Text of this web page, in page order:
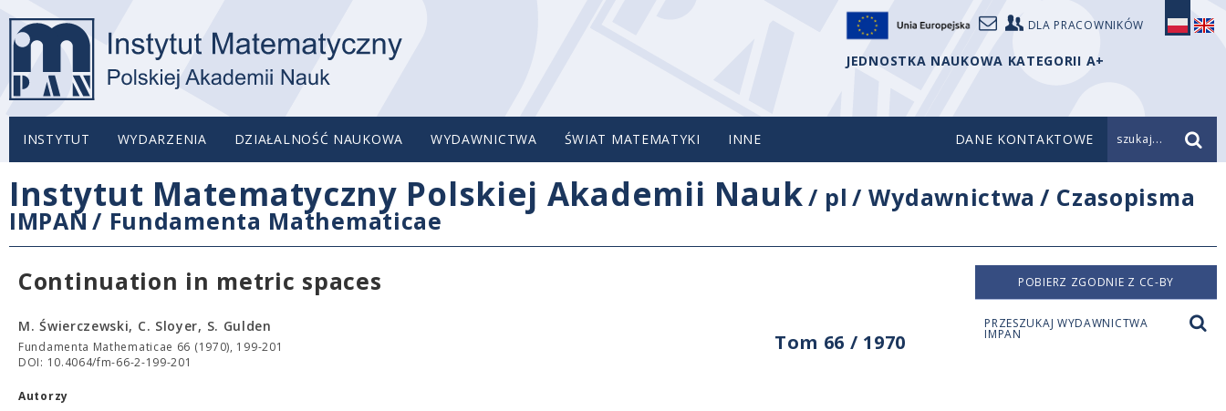
DLA PRACOWNIKÓW
JEDNOSTKA NAUKOWA KATEGORII A+
INSTYTUT WYDARZENIA DZIAŁALNOŚĆ NAUKOWA WYDAWNICTWA ŚWIAT MATEMATYKI INNE DANE KONTAKTOWE szukaj...
Instytut Matematyczny Polskiej Akademii Nauk/ pl /Wydawnictwa / Czasopisma
IMPAN / Fundamenta Mathematicae
Continuation in metric spaces
Tom 66 / 1970
M. Świerczewski, C. Sloyer, S. Gulden
Fundamenta Mathematicae 66 (1970), 199-201
DOI: 10.4064/fm-66-2-199-201
Autorzy
POBIERZ ZGODNIE Z CC-BY
PRZESZUKAJ WYDAWNICTWA
IMPAN